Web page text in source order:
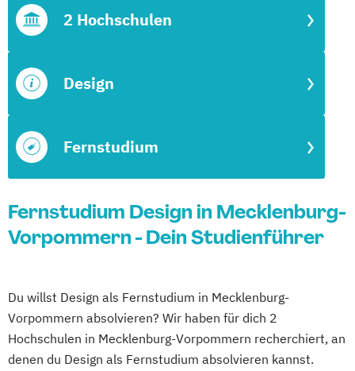
Fernstudium
Design
2 Hochschulen
Fernstudium Design in Mecklenburg-
Vorpommern - Dein Studienführer
Du willst Design als Fernstudium in Mecklenburg-
Vorpommern absolvieren? Wir haben für dich 2
Hochschulen in Mecklenburg-Vorpommern recherchiert, an
denen du Design als Fernstudium absolvieren kannst.